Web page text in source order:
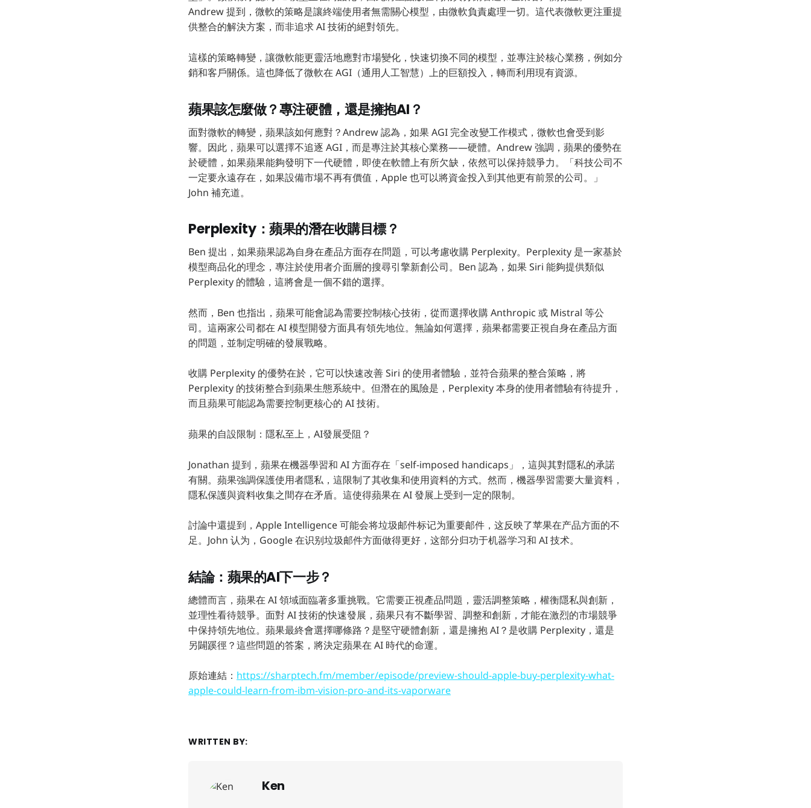
Andrew 提到，微軟的策略是讓終端使用者無需關心模型，由微軟負責處理一切。這代表微軟更注重提
供整合的解決方案，而非追求 AI 技術的絕對領先。
這樣的策略轉變，讓微軟能更靈活地應對市場變化，快速切換不同的模型，並專注於核心業務，例如分
銷和客戶關係。這也降低了微軟在 AGI（通用人工智慧）上的巨額投入，轉而利用現有資源。
蘋果該怎麼做？專注硬體，還是擁抱AI？
面對微軟的轉變，蘋果該如何應對？Andrew 認為，如果 AGI 完全改變工作模式，微軟也會受到影
響。因此，蘋果可以選擇不追逐 AGI，而是專注於其核心業務——硬體。Andrew 強調，蘋果的優勢在
於硬體，如果蘋果能夠發明下一代硬體，即使在軟體上有所欠缺，依然可以保持競爭力。「科技公司不
一定要永遠存在，如果設備市場不再有價值，Apple 也可以將資金投入到其他更有前景的公司。」
John 補充道。
Perplexity：蘋果的潛在收購目標？
Ben 提出，如果蘋果認為自身在產品方面存在問題，可以考慮收購 Perplexity。Perplexity 是一家基於
模型商品化的理念，專注於使用者介面層的搜尋引擎新創公司。Ben 認為，如果 Siri 能夠提供類似
Perplexity 的體驗，這將會是一個不錯的選擇。
然而，Ben 也指出，蘋果可能會認為需要控制核心技術，從而選擇收購 Anthropic 或 Mistral 等公
司。這兩家公司都在 AI 模型開發方面具有領先地位。無論如何選擇，蘋果都需要正視自身在產品方面
的問題，並制定明確的發展戰略。
收購 Perplexity 的優勢在於，它可以快速改善 Siri 的使用者體驗，並符合蘋果的整合策略，將
Perplexity 的技術整合到蘋果生態系統中。但潛在的風險是，Perplexity 本身的使用者體驗有待提升，
而且蘋果可能認為需要控制更核心的 AI 技術。
蘋果的自設限制：隱私至上，AI發展受阻？
Jonathan 提到，蘋果在機器學習和 AI 方面存在「self-imposed handicaps」，這與其對隱私的承諾
有關。蘋果強調保護使用者隱私，這限制了其收集和使用資料的方式。然而，機器學習需要大量資料，
隱私保護與資料收集之間存在矛盾。這使得蘋果在 AI 發展上受到一定的限制。
討論中還提到，Apple Intelligence 可能会将垃圾邮件标记为重要邮件，这反映了苹果在产品方面的不
足。John 认为，Google 在识别垃圾邮件方面做得更好，这部分归功于机器学习和 AI 技术。
結論：蘋果的AI下一步？
總體而言，蘋果在 AI 領域面臨著多重挑戰。它需要正視產品問題，靈活調整策略，權衡隱私與創新，
並理性看待競爭。面對 AI 技術的快速發展，蘋果只有不斷學習、調整和創新，才能在激烈的市場競爭
中保持領先地位。蘋果最終會選擇哪條路？是堅守硬體創新，還是擁抱 AI？是收購 Perplexity，還是
另闢蹊徑？這些問題的答案，將決定蘋果在 AI 時代的命運。
原始連結： https://sharptech.fm/member/episode/preview-should-apple-buy-perplexity-what-
apple-could-learn-from-ibm-vision-pro-and-its-vaporware
WRITTEN BY:
Ken